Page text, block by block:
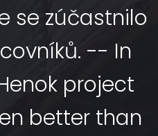
se zúčastnilo
-- In
project
better than